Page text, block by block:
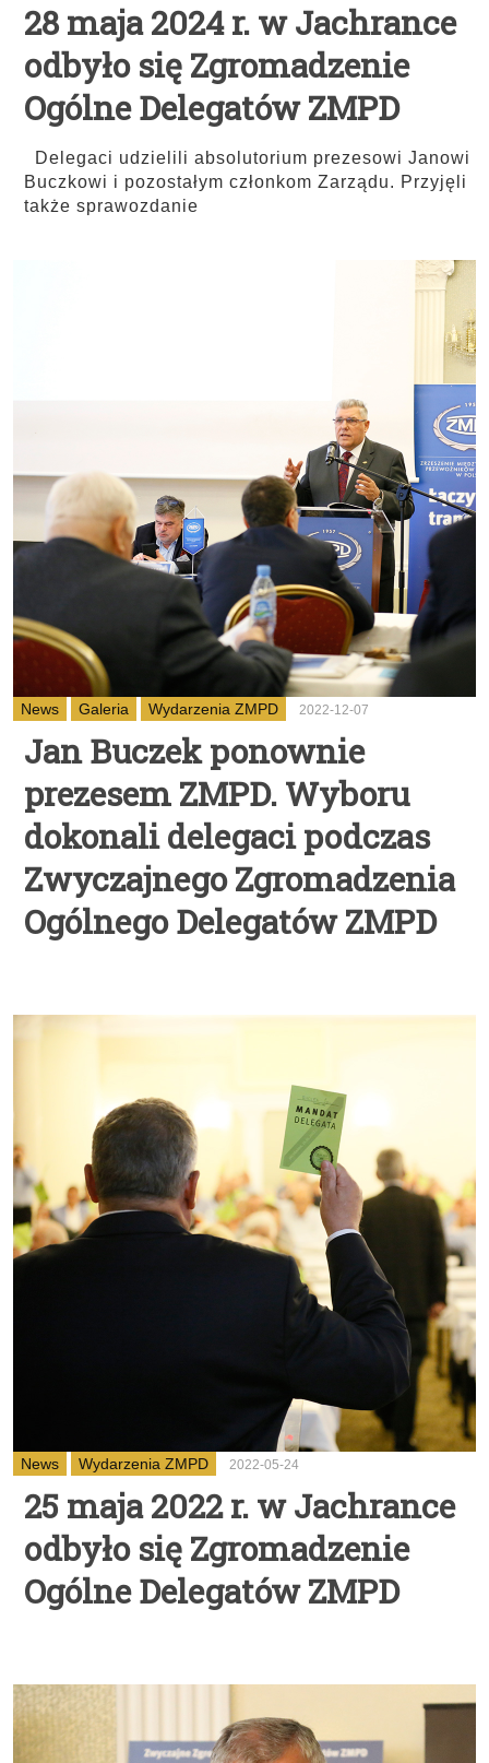
28 maja 2024 r. w Jachrance
odbyło się Zgromadzenie
Ogólne Delegatów ZMPD
Delegaci udzielili absolutorium prezesowi Janowi
Buczkowi i pozostałym członkom Zarządu. Przyjęli
także sprawozdanie
News Galeria Wydarzenia ZMPD 2022-12-07
Jan Buczek ponownie
prezesem ZMPD. Wyboru
dokonali delegaci podczas
Zwyczajnego Zgromadzenia
Ogólnego Delegatów ZMPD
News Wydarzenia ZMPD 2022-05-24
25 maja 2022 r. w Jachrance
odbyło się Zgromadzenie
Ogólne Delegatów ZMPD